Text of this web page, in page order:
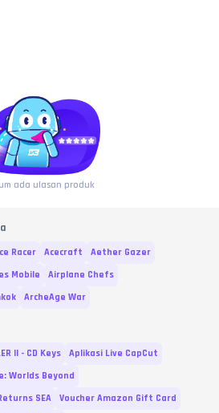
ada ulasan produk
Racer Acecraft
Aether Gazer
Mobile
Airplane Chefs
ArcheAge War
II - CD Keys
Aplikasi Live CapCut
Worlds Beyond
SEA
Voucher Amazon Gift Card